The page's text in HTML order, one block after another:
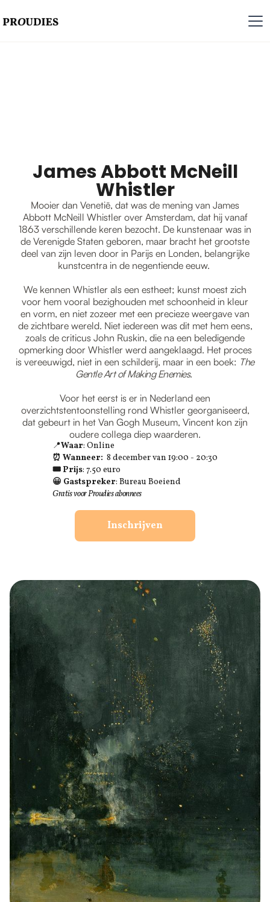
James Abbott McNeill
Whistler
Mooier dan Venetië, dat was de mening van James
Abbott McNeill Whistler over Amsterdam, dat hij vanaf
1863 verschillende keren bezocht. De kunstenaar was in
de Verenigde Staten geboren, maar bracht het grootste
deel van zijn leven door in Parijs en Londen, belangrijke
kunstcentra in de negentiende eeuw.
We kennen Whistler als een estheet; kunst moest zich
voor hem vooral bezighouden met schoonheid in kleur
en vorm, en niet zozeer met een precieze weergave van
de zichtbare wereld. Niet iedereen was dit met hem eens,
zoals de criticus John Ruskin, die na een beledigende
opmerking door Whistler werd aangeklaagd. Het proces
is vereeuwigd, niet in een schilderij, maar in een boek: The
Gentle Art of Making Enemies.
Voor het eerst is er in Nederland een
overzichtstentoonstelling rond Whistler georganiseerd,
dat gebeurt in het Van Gogh Museum, Vincent kon zijn
oudere collega diep waarderen.
📍Waar: Online
⏰ Wanneer: 8 december van 19:00 - 20:30
🎟 Prijs: 7.50 euro
😀 Gastspreker: Bureau Boeiend
Gratis voor Proudies abonnees
Inschrijven